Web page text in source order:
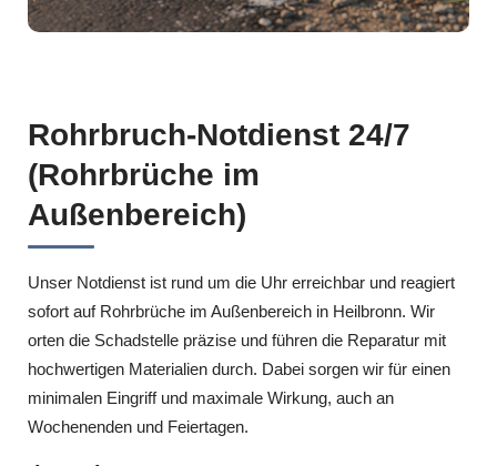
Rohrbruch-Notdienst 24/7
(Rohrbrüche im
Außenbereich)
Unser Notdienst ist rund um die Uhr erreichbar und reagiert
sofort auf Rohrbrüche im Außenbereich in Heilbronn. Wir
orten die Schadstelle präzise und führen die Reparatur mit
hochwertigen Materialien durch. Dabei sorgen wir für einen
minimalen Eingriff und maximale Wirkung, auch an
Wochenenden und Feiertagen.